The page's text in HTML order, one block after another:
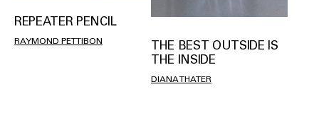
REPEATER PENCIL
RAYMOND PETTIBON
THE BEST OUTSIDE IS
THE INSIDE
DIANA THATER